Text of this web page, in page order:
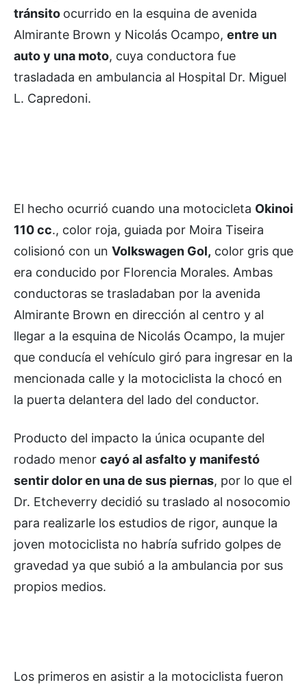
tránsito ocurrido en la esquina de avenida
Almirante Brown y Nicolás Ocampo, entre un
auto y una moto, cuya conductora fue
trasladada en ambulancia al Hospital Dr. Miguel
L. Capredoni.
El hecho ocurrió cuando una motocicleta Okinoi
110 cc., color roja, guiada por Moira Tiseira
colisionó con un Volkswagen Gol, color gris que
era conducido por Florencia Morales. Ambas
conductoras se trasladaban por la avenida
Almirante Brown en dirección al centro y al
llegar a la esquina de Nicolás Ocampo, la mujer
que conducía el vehículo giró para ingresar en la
mencionada calle y la motociclista la chocó en
la puerta delantera del lado del conductor.
Producto del impacto la única ocupante del
rodado menor cayó al asfalto y manifestó
sentir dolor en una de sus piernas, por lo que el
Dr. Etcheverry decidió su traslado al nosocomio
para realizarle los estudios de rigor, aunque la
joven motociclista no habría sufrido golpes de
gravedad ya que subió a la ambulancia por sus
propios medios.
Los primeros en asistir a la motociclista fueron